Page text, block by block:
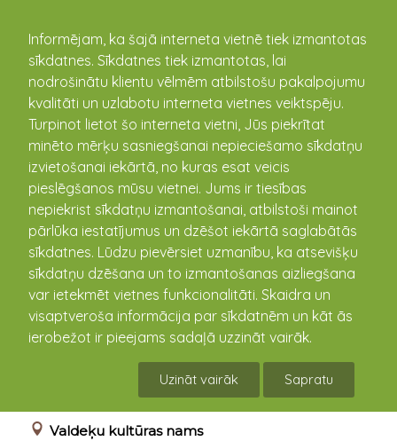
Informējam, ka šajā interneta vietnē tiek izmantotas
sīkdatnes. Sīkdatnes tiek izmantotas, lai
nodrošinātu klientu vēlmēm atbilstošu pakalpojumu
kvalitāti un uzlabotu interneta vietnes veiktspēju.
Turpinot lietot šo interneta vietni, Jūs piekrītat
minēto mērķu sasniegšanai nepieciešamo sīkdatņu
izvietošanai iekārtā, no kuras esat veicis
pieslēgšanos mūsu vietnei. Jums ir tiesības
nepiekrist sīkdatņu izmantošanai, atbilstoši mainot
pārlūka iestatījumus un dzēšot iekārtā saglabātās
sīkdatnes. Lūdzu pievērsiet uzmanību, ka atsevišķu
sīkdatņu dzēšana un to izmantošanas aizliegšana
var ietekmēt vietnes funkcionalitāti. Skaidra un
visaptveroša informācija par sīkdatnēm un kāt ās
ierobežot ir pieejams sadaļā uzzināt vairāk.
Uzināt vairāk Sapratu
kandava.lv
PASĀKUMU
KALENDĀRS
TEMATISKĀ ZEMNIEKU BALLE
Valdeķu kultūras nams